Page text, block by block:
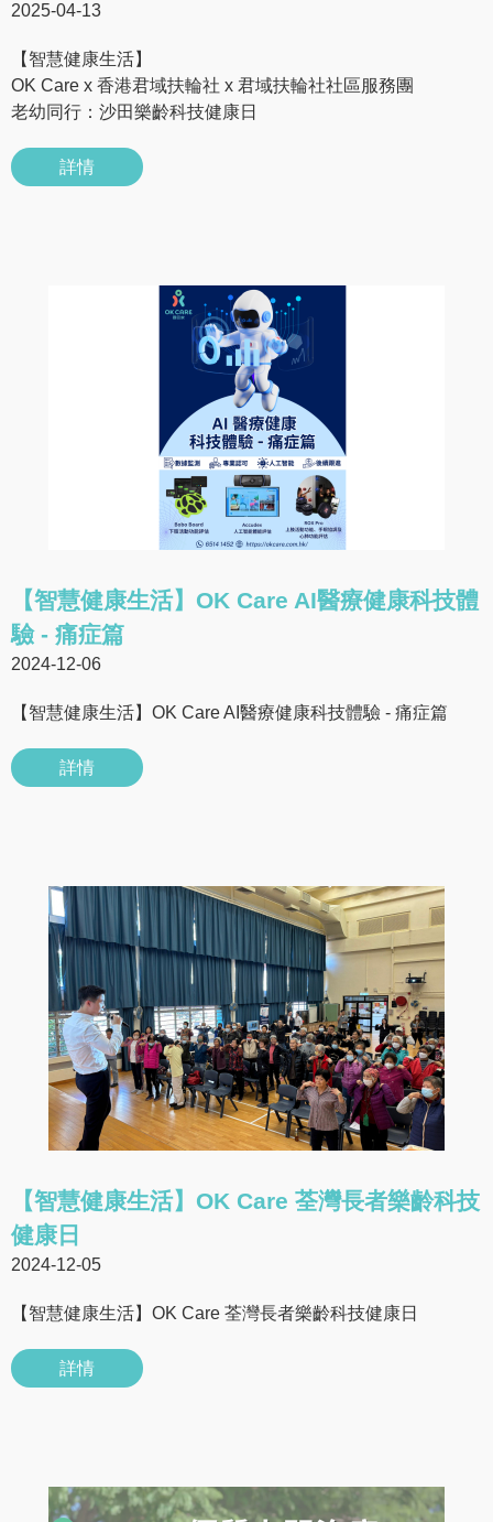
2025-04-13
【智慧健康生活】
OK Care x 香港君域扶輪社 x 君域扶輪社社區服務團
老幼同行：沙田樂齡科技健康日
詳情
【智慧健康生活】OK Care AI醫療健康科技體
驗 - 痛症篇
2024-12-06
【智慧健康生活】OK Care AI醫療健康科技體驗 - 痛症篇
詳情
【智慧健康生活】OK Care 荃灣長者樂齡科技
健康日
2024-12-05
【智慧健康生活】OK Care 荃灣長者樂齡科技健康日
詳情